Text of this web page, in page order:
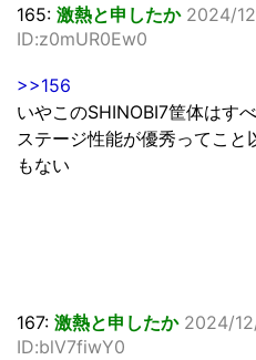
165: 激熱と申したか 2024/
ID:z0mUR0Ew0
>>156
いやこのSHINOBI7筐体はす
ステージ性能が優秀ってこ
もない
167: 激熱と申したか 2024/
ID:blV7fiwY0